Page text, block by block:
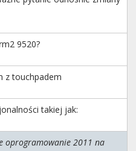
9520?
z touchpadem
takiej jak:
oprogramowanie 2011 na